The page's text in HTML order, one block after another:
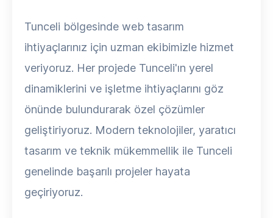
Tunceli bölgesinde web tasarım
ihtiyaçlarınız için uzman ekibimizle hizmet
veriyoruz. Her projede Tunceli'ın yerel
dinamiklerini ve işletme ihtiyaçlarını göz
önünde bulundurarak özel çözümler
geliştiriyoruz. Modern teknolojiler, yaratıcı
tasarım ve teknik mükemmellik ile Tunceli
genelinde başarılı projeler hayata
geçiriyoruz.